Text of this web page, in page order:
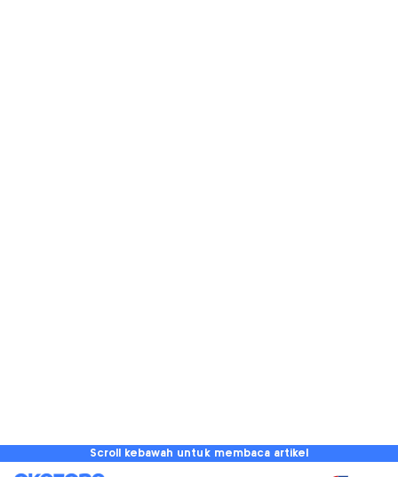
Scroll kebawah untuk membaca artikel